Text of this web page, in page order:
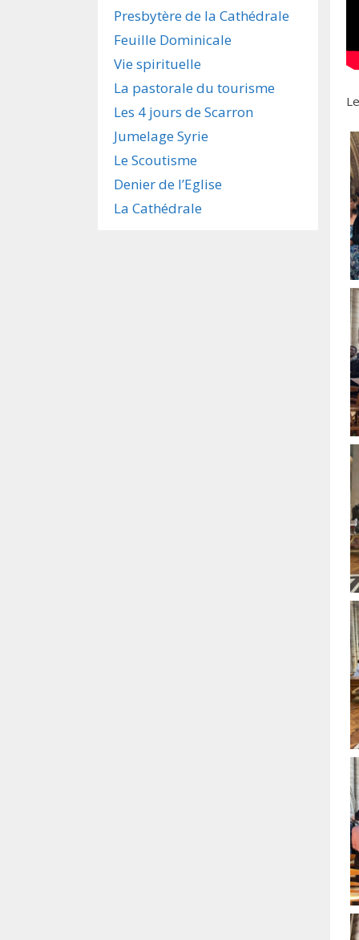
Presbytère de la Cathédrale
Feuille Dominicale
Vie spirituelle
La pastorale du tourisme
Les 4 jours de Scarron
Jumelage Syrie
Le Scoutisme
Denier de l’Eglise
La Cathédrale